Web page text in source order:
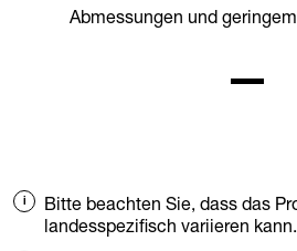
Abmessungen und
Bitte beachten Sie, dass das
landesspezifisch variieren kann.